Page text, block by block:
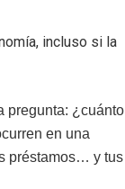
incluso si la
pregunta: ¿cuánto
en una
préstamos… y tus